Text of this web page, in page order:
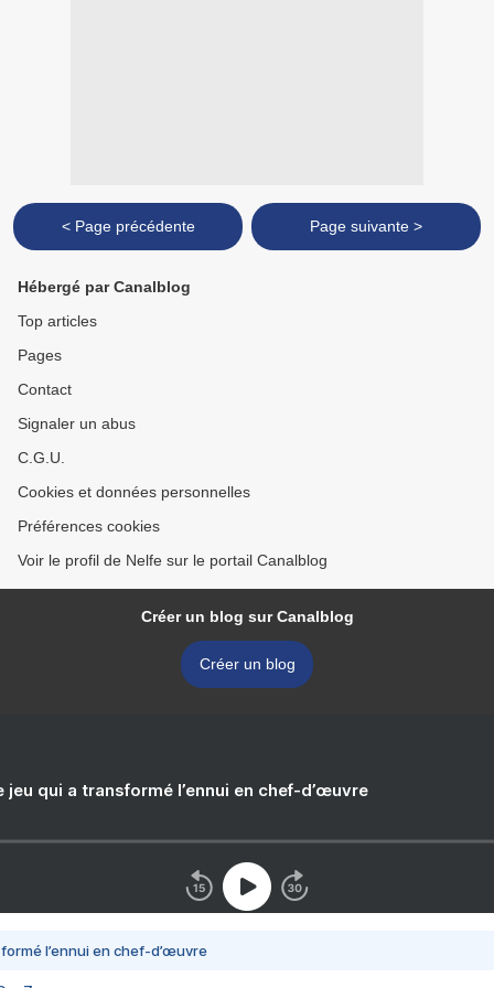
< Page précédente Page suivante >
Hébergé par Canalblog
Top articles
Pages
Contact
Signaler un abus
C.G.U.
Cookies et données personnelles
Préférences cookies
Voir le profil de Nelfe sur le portail Canalblog
Créer un blog sur Canalblog
Créer un blog
jeu qui a transformé l’ennui en chef-d’œuvre
l’ennui en chef-d’œuvre